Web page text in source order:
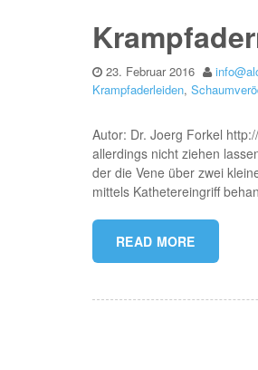
23. Februar 2016
Krampfaderleiden,
Autor: Dr. Joerg Forkel
allerdings nicht ziehen
der die Vene über zwei
mittels Kathetereingriff
READ MORE